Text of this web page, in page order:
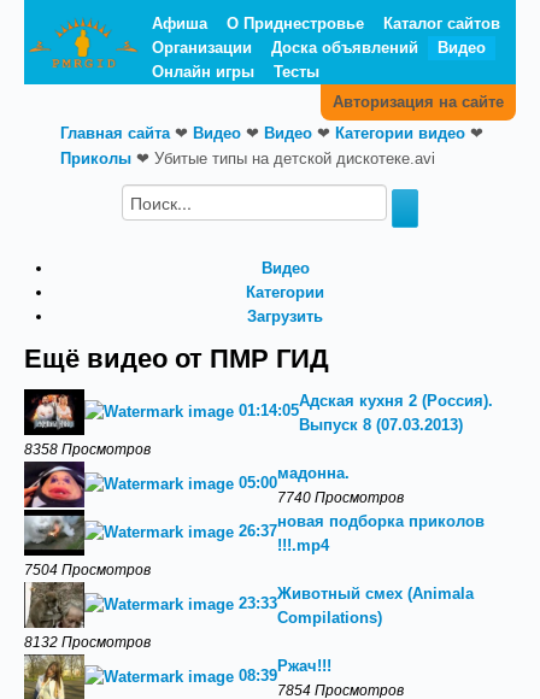
Афиша О Приднестровье
Каталог сайтов
Организации
Доска объявлений
Видео
Онлайн игры
Тесты
Авторизация на сайте
Главная сайта❤ Видео ❤ Видео ❤ Категории видео ❤
Приколы ❤ Убитые типы на детской дискотеке.avi
Видео
Категории
Загрузить
Ещё видео от ПМР ГИД
01:14:05
Адская кухня 2 (Россия).
Выпуск 8 (07.03.2013)
8358 Просмотров
05:00
мадонна.
7740 Просмотров
26:37
новая подборка приколов
!!!.mp4
7504 Просмотров
23:33
Животный смех (Animala
Compilations)
8132 Просмотров
08:39
Ржач!!!
7854 Просмотров